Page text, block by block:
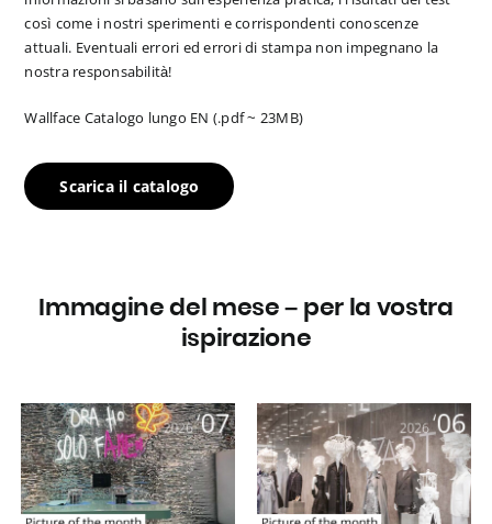
così come i nostri sperimenti e corrispondenti conoscenze
attuali. Eventuali errori ed errori di stampa non impegnano la
nostra responsabilità!
Wallface Catalogo lungo EN (.pdf ~ 23MB)
Scarica il catalogo
Immagine del mese – per la vostra
ispirazione